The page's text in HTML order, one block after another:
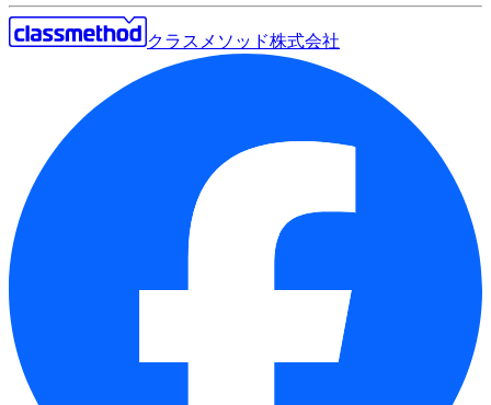
クラスメソッド株式会社